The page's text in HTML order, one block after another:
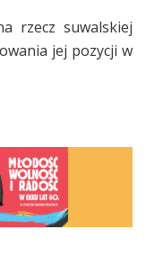
rzecz suwalskiej
jej pozycji w